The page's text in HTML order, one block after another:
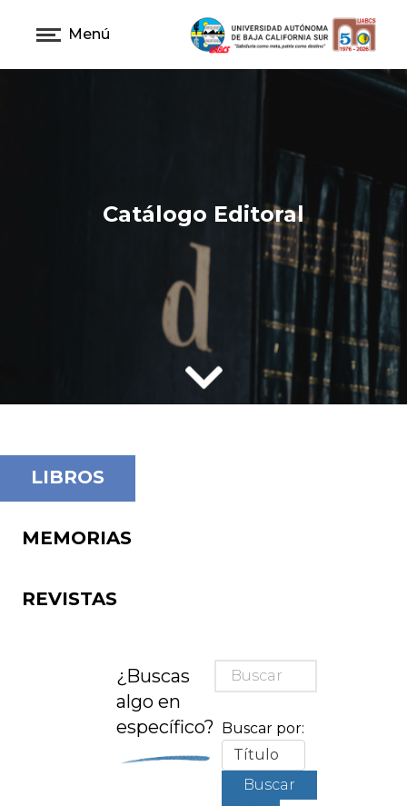
Menú
Catálogo Editoral
LIBROS
MEMORIAS
REVISTAS
¿Buscas
algo en
específico?
Buscar por:
Buscar